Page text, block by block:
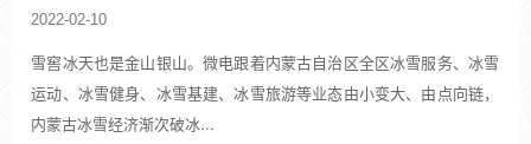
2022-02-10
雪窖冰天也是金山银山。微电跟着内蒙古自治区全区冰雪服务、冰雪
运动、冰雪健身、冰雪基建、冰雪旅游等业态由小变大、由点向链，
内蒙古冰雪经济渐次破冰...